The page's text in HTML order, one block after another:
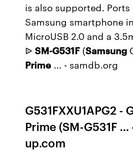
is also supported. Ports
Samsung smartphone
MicroUSB 2.0 and a
ᐉSM-G531F(Samsung
Prime ... - samdb.org
G531FXXU1APG2 -
Prime (SM-G531F
up.com